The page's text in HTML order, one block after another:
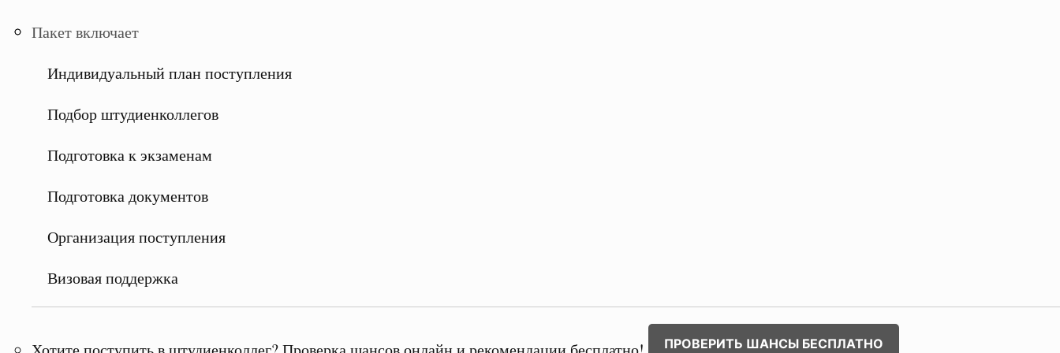
Пакет включает
Индивидуальный план поступления
Подбор штудиенколлегов
Подготовка к экзаменам
Подготовка документов
Организация поступления
Визовая поддержка
ПРОВЕРИТЬ ШАНСЫ БЕСПЛАТНО